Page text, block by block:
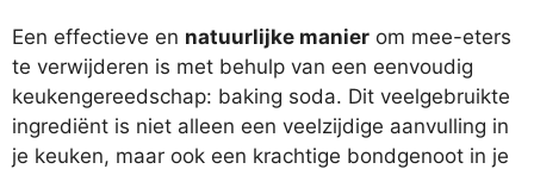
Een effectieve en natuurlijke manier om mee-eters
te verwijderen is met behulp van een eenvoudig
keukengereedschap: baking soda. Dit veelgebruikte
ingrediënt is niet alleen een veelzijdige aanvulling in
je keuken, maar ook een krachtige bondgenoot in je